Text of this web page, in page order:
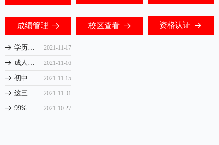
成绩管理 뀠 校区查看 뀠 资格认证 뀠
2021-11-17
뀠 学历提升如何识别靠谱机构？
2021-11-16
뀠 成人高考业余制和成人高考函授哪个更适合你？
2021-11-15
뀠 初中毕业如何提升学历？
2021-11-01
뀠 这三种专科学历提升的方式，你知道吗？
2021-10-27
뀠 99%的人不知道，原来自考本科和成人高考的区别是这样的...